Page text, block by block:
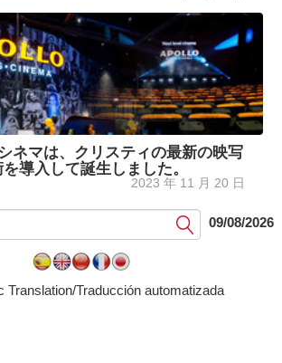
ネマは、クリスティの最新の映写
導入して誕生しました。
2023 年 11 月 20 日
提
出
09/08/2026
Translation/Traducción automatizada